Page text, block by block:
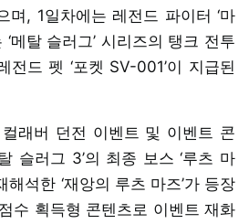
며, 1일차에는 레전드 파이터 ‘마
‘메탈 슬러그’ 시리즈의 탱크 전투
전드 펫 ‘포켓 SV-001’이 지급된
래버 던전 이벤트 및 이벤트 콘
슬러그 3’의 최종 보스 ‘루츠 마
해석한 ‘재앙의 루츠 마즈’가 등장
수 획득형 콘텐츠로 이벤트 재화